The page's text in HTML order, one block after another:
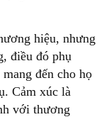
hiệu, nhưng
điều đó phụ
đến cho họ
Cảm xúc là
với thương